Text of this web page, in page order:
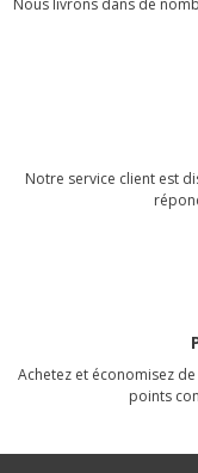
Nous livrons dans de
Notre service client est
Achetez et économisez
points